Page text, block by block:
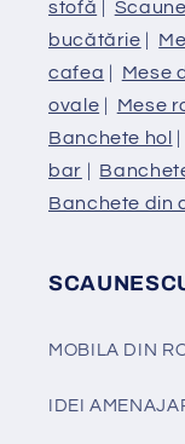
stofă |
bucătărie |
cafea | Mese
ovale | Mese
Banchete hol |
bar |
Banchete din
MOBILA DIN
IDEI